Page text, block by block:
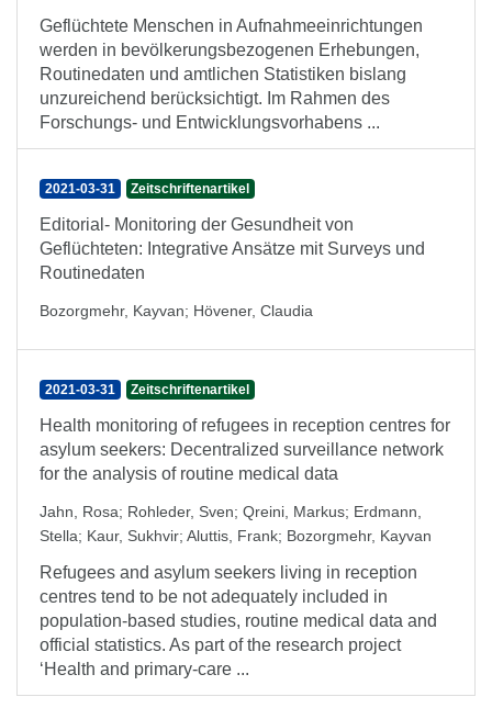
Geflüchtete Menschen in Aufnahmeeinrichtungen
werden in bevölkerungsbezogenen Erhebungen,
Routinedaten und amtlichen Statistiken bislang
unzureichend berücksichtigt. Im Rahmen des
Forschungs- und Entwicklungsvorhabens ...
2021-03-31 Zeitschriftenartikel
Editorial- Monitoring der Gesundheit von
Geflüchteten: Integrative Ansätze mit Surveys und
Routinedaten
Bozorgmehr, Kayvan; Hövener, Claudia
2021-03-31 Zeitschriftenartikel
Health monitoring of refugees in reception centres for
asylum seekers: Decentralized surveillance network
for the analysis of routine medical data
Jahn, Rosa; Rohleder, Sven; Qreini, Markus; Erdmann,
Stella; Kaur, Sukhvir; Aluttis, Frank; Bozorgmehr, Kayvan
Refugees and asylum seekers living in reception
centres tend to be not adequately included in
population-based studies, routine medical data and
official statistics. As part of the research project
‘Health and primary-care ...